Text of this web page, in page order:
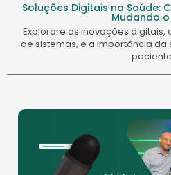
Soluções Digitais na Saúde:
Mudando
Explorare as inovações
de sistemas, e a importância